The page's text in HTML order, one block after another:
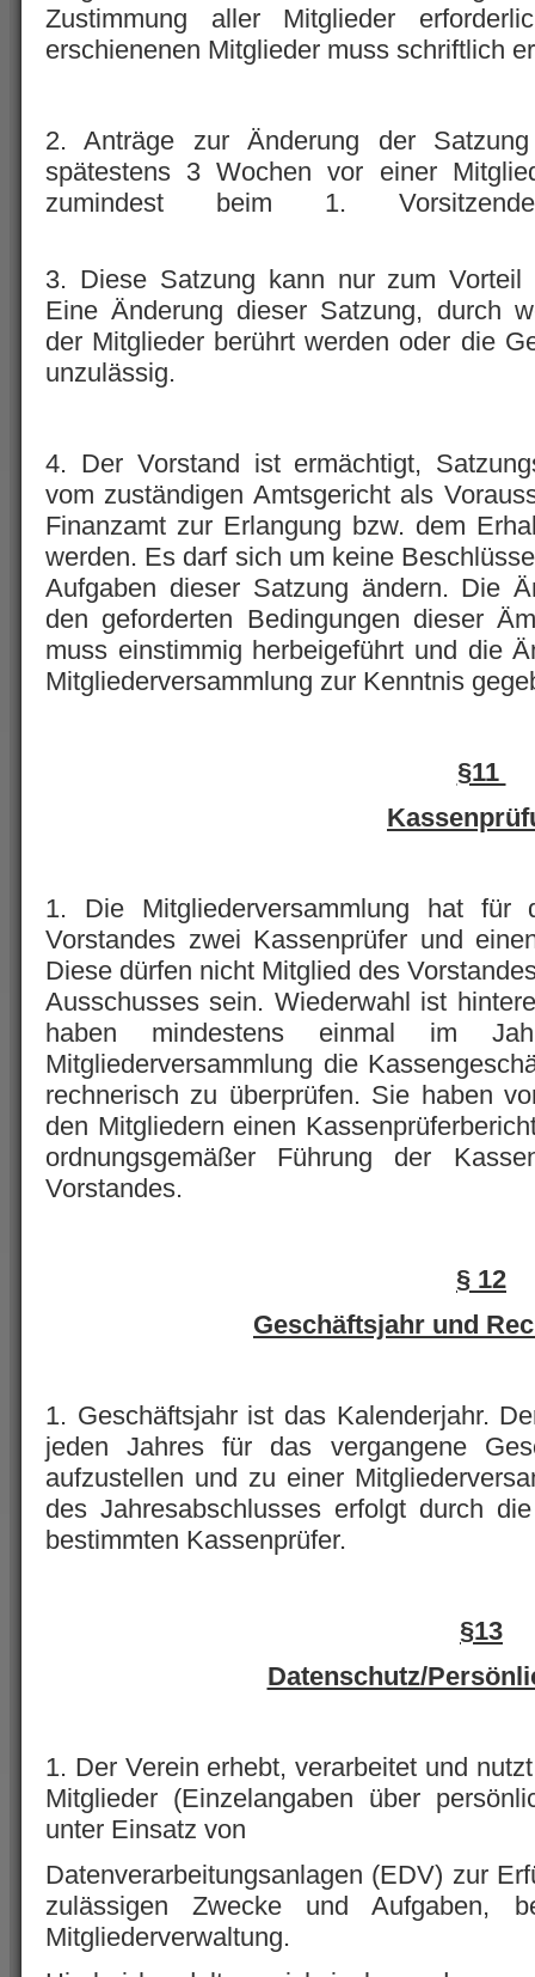
Zustimmung aller Mitglieder
erschienenen Mitglieder muss schriftlich
2. Anträge zur Änderung der
spätestens 3 Wochen vor einer
zumindest beim 1.
3. Diese Satzung kann nur zum Vorteil
Eine Änderung dieser Satzung, durch
der Mitglieder berührt werden oder die
unzulässig.
4. Der Vorstand ist ermächtigt,
vom zuständigen Amtsgericht als
Finanzamt zur Erlangung bzw. dem
werden. Es darf sich um keine
Aufgaben dieser Satzung ändern. Die
den geforderten Bedingungen dieser
muss einstimmig herbeigeführt und die
Mitgliederversammlung zur Kenntnis
§11
1. Die Mitgliederversammlung hat für
Vorstandes zwei Kassenprüfer und
Diese dürfen nicht Mitglied des
Ausschusses sein. Wiederwahl ist
haben mindestens einmal im
Mitgliederversammlung die
rechnerisch zu überprüfen. Sie haben
den Mitgliedern einen
ordnungsgemäßer Führung der
Vorstandes.
§ 12
Geschäftsjahr und
1. Geschäftsjahr ist das Kalenderjahr.
jeden Jahres für das vergangene
aufzustellen und zu einer
des Jahresabschlusses erfolgt durch
bestimmten Kassenprüfer.
§13
Datenschutz/
1. Der Verein erhebt, verarbeitet und
Mitglieder (Einzelangaben über
unter Einsatz von
Datenverarbeitungsanlagen (EDV) zur
zulässigen Zwecke und Aufgaben,
Mitgliederverwaltung.